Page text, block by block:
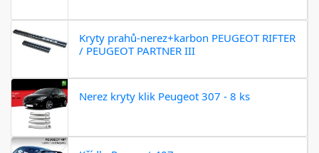
Kryty prahů-nerez+karbon PEUGEOT RIFTER
/ PEUGEOT PARTNER III
Nerez kryty klik Peugeot 307 - 8 ks